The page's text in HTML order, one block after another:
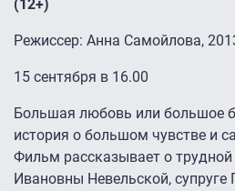
(12+)
Режиссер: Анна Самойлова,
15 сентября в 16.00
Большая любовь или большое
история о большом чувстве и
Фильм рассказывает о
Ивановны Невельской, супруге